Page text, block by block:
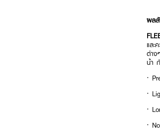
ผล
แล
ต่าง
น้ำ
·
·
·
·